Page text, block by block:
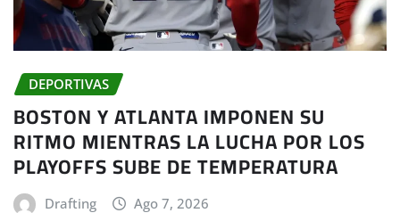
DEPORTIVAS
BOSTON Y ATLANTA IMPONEN SU
RITMO MIENTRAS LA LUCHA POR LOS
PLAYOFFS SUBE DE TEMPERATURA
Drafting Ago 7, 2026